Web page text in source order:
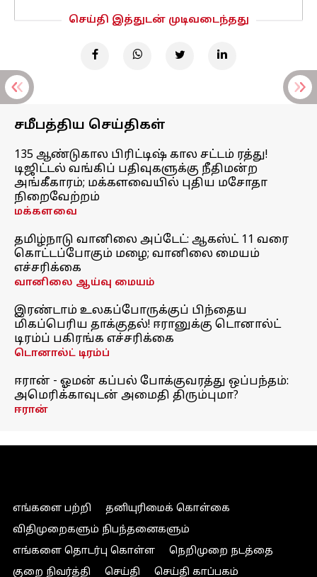
செய்தி இத்துடன் முடிவடைந்தது
சமீபத்திய செய்திகள்
135 ஆண்டுகால பிரிட்டிஷ் கால சட்டம் ரத்து!
டிஜிட்டல் வங்கிப் பதிவுகளுக்கு நீதிமன்ற
அங்கீகாரம்; மக்களவையில் புதிய மசோதா
நிறைவேற்றம்
மக்களவை
தமிழ்நாடு வானிலை அப்டேட்: ஆகஸ்ட் 11 வரை
கொட்டப்போகும் மழை; வானிலை மையம்
எச்சரிக்கை
வானிலை ஆய்வு மையம்
இரண்டாம் உலகப்போருக்குப் பிந்தைய
மிகப்பெரிய தாக்குதல்! ஈரானுக்கு டொனால்ட்
டிரம்ப் பகிரங்க எச்சரிக்கை
டொனால்ட் டிரம்ப்
ஈரான் - ஓமன் கப்பல் போக்குவரத்து ஒப்பந்தம்:
அமெரிக்காவுடன் அமைதி திரும்புமா?
ஈரான்
எங்களை பற்றி
தனியுரிமைக் கொள்கை
விதிமுறைகளும் நிபந்தனைகளும்
எங்களை தொடர்பு கொள்ள
நெறிமுறை நடத்தை
குறை நிவர்த்தி
செய்தி செய்தி காப்பகம்